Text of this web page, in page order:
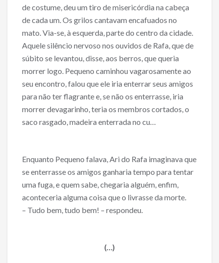
de costume, deu um tiro de misericórdia na cabeça
de cada um. Os grilos cantavam encafuados no
mato. Via-se, à esquerda, parte do centro da cidade.
Aquele silêncio nervoso nos ouvidos de Rafa, que de
súbito se levantou, disse, aos berros, que queria
morrer logo. Pequeno caminhou vagarosamente ao
seu encontro, falou que ele iria enterrar seus amigos
para não ter flagrante e, se não os enterrasse, iria
morrer devagarinho, teria os membros cortados, o
saco rasgado, madeira enterrada no cu…
Enquanto Pequeno falava, Ari do Rafa imaginava que
se enterrasse os amigos ganharia tempo para tentar
uma fuga, e quem sabe, chegaria alguém, enfim,
aconteceria alguma coisa que o livrasse da morte.
– Tudo bem, tudo bem! – respondeu.
(…)